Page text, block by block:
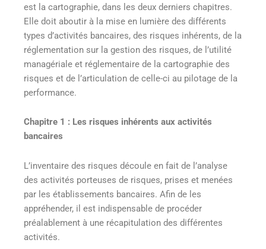
est la cartographie, dans les deux derniers chapitres.
Elle doit aboutir à la mise en lumière des différents
types d’activités bancaires, des risques inhérents, de la
réglementation sur la gestion des risques, de l’utilité
managériale et réglementaire de la cartographie des
risques et de l’articulation de celle-ci au pilotage de la
performance.
Chapitre 1 : Les risques inhérents aux activités
bancaires
L’inventaire des risques découle en fait de l’analyse
des activités porteuses de risques, prises et menées
par les établissements bancaires. Afin de les
appréhender, il est indispensable de procéder
préalablement à une récapitulation des différentes
activités.